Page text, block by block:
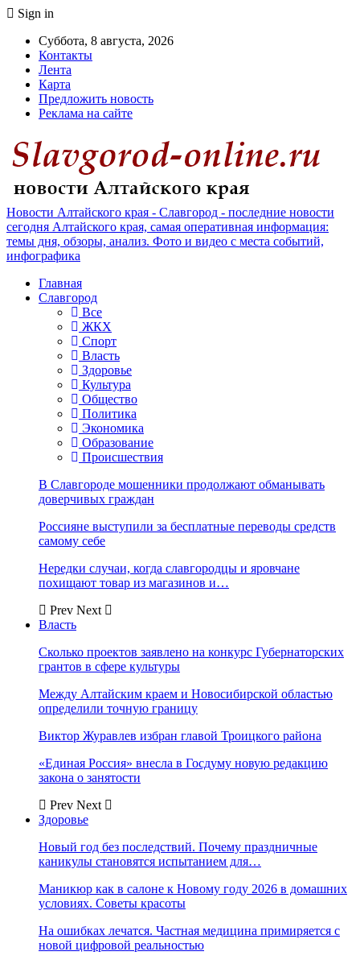
Sign in
Суббота, 8 августа, 2026
Контакты
Лента
Карта
Предложить новость
Реклама на сайте
Новости Алтайского края - Славгород - последние новости
сегодня Алтайского края, самая оперативная информация:
темы дня, обзоры, анализ. Фото и видео с места событий,
инфографика
Главная
Славгород
Все
ЖКХ
Спорт
Власть
Здоровье
Культура
Общество
Политика
Экономика
Образование
Происшествия
В Славгороде мошенники продолжают обманывать
доверчивых граждан
Россияне выступили за бесплатные переводы средств
самому себе
Нередки случаи, когда славгородцы и яровчане
похищают товар из магазинов и…
Prev Next
Власть
Сколько проектов заявлено на конкурс Губернаторских
грантов в сфере культуры
Между Алтайским краем и Новосибирской областью
определили точную границу
Виктор Журавлев избран главой Троицкого района
«Единая Россия» внесла в Госдуму новую редакцию
закона о занятости
Prev Next
Здоровье
Новый год без последствий. Почему праздничные
каникулы становятся испытанием для…
Маникюр как в салоне к Новому году 2026 в домашних
условиях. Советы красоты
На ошибках лечатся. Частная медицина примиряется с
новой цифровой реальностью